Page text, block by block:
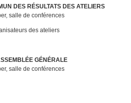
DES RÉSULTATS DES ATELIERS
salle de conférences
des ateliers
GÉNÉRALE
salle de conférences